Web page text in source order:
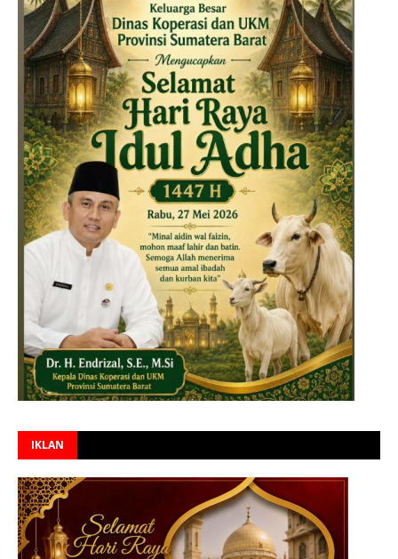
IKLAN